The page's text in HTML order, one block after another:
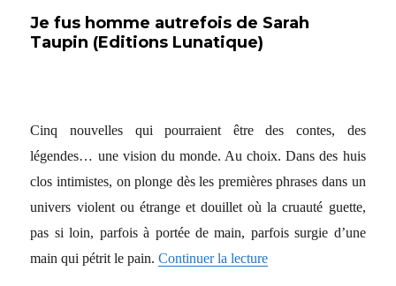
Je fus homme autrefois de Sarah
Taupin (Editions Lunatique)
Cinq nouvelles qui pourraient être des contes, des
légendes… une vision du monde. Au choix. Dans des huis
clos intimistes, on plonge dès les premières phrases dans un
univers violent ou étrange et douillet où la cruauté guette,
pas si loin, parfois à portée de main, parfois surgie d’une
main qui pétrit le pain.Continuer la lecturede « Je fus homme